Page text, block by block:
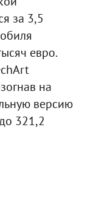
за 3,5
евро.
на
версию
321,2